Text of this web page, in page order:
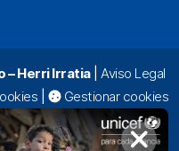
– Herri Irratia| Aviso Legal
Gestionar cookies
|
94 423 92 00|